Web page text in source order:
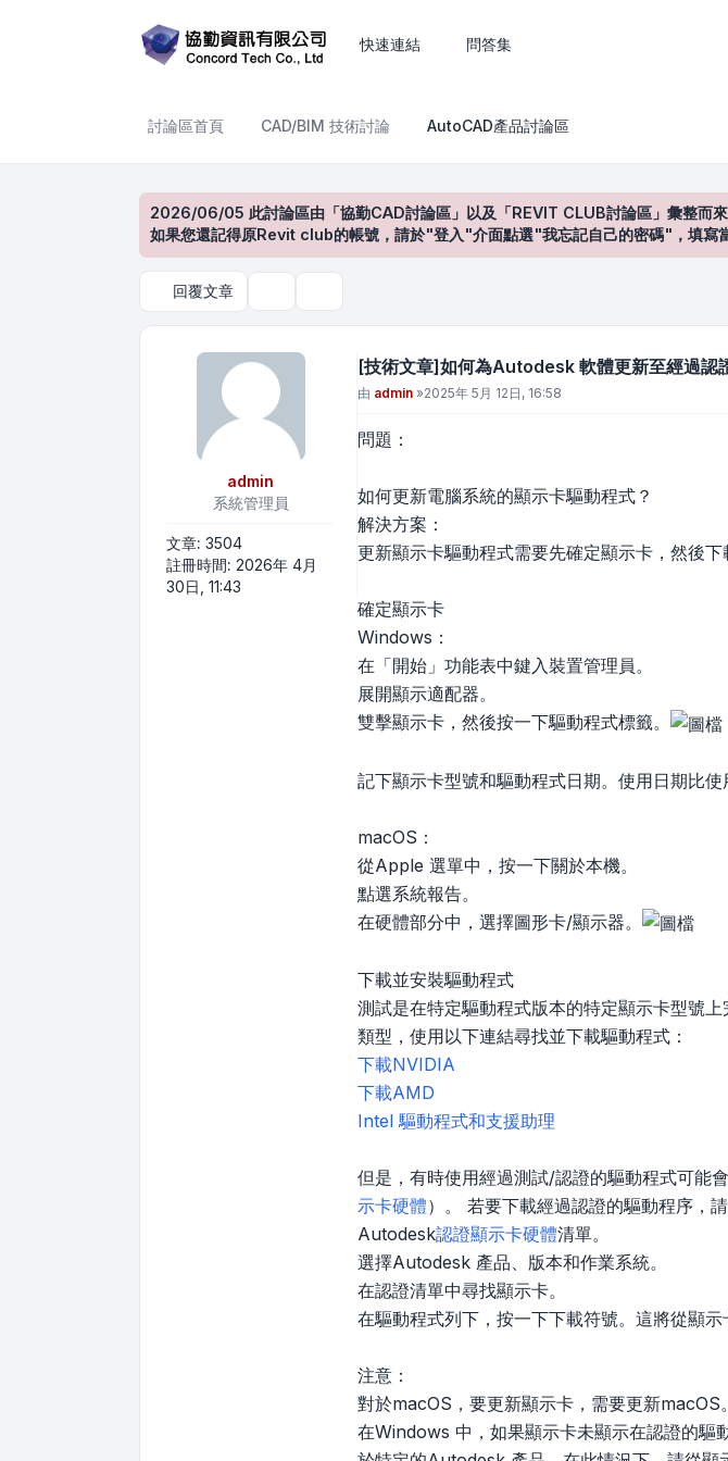
快速連結 問答集
討論區首頁 CAD/BIM 技術討論 AutoCAD產品討論區
2026/06/05 此討論區由「協勤CAD討論區」以及「REVIT CLUB討論區」彙整而來
如果您還記得原Revit club的帳號，請於"登入"介面點選"我忘記自己的密碼"，填寫
回覆文章
admin
系統管理員
文章: 3504
註冊時間: 2026年 4月
30日, 11:43
[技術文章]如何為Autodesk 軟體更新至經過認
文章
由 admin »2025年 5月 12日, 16:58
問題：
如何更新電腦系統的顯示卡驅動程式？
解決方案：
更新顯示卡驅動程式需要先確定顯示卡，然後下
確定顯示卡
Windows：
在「開始」功能表中鍵入裝置管理員。
展開顯示適配器。
雙擊顯示卡，然後按一下驅動程式標籤。
記下顯示卡型號和驅動程式日期。使用日期比
macOS：
從Apple 選單中，按一下關於本機。
點選系統報告。
在硬體部分中，選擇圖形卡/顯示器。
下載並安裝驅動程式
測試是在特定驅動程式版本的特定顯示卡型號
類型，使用以下連結尋找並下載驅動程式：
下載NVIDIA
下載AMD
Intel 驅動程式和支援助理
但是，有時使用經過測試/認證的驅動程式可能
示卡硬體）。 若要下載經過認證的驅動程序，
Autodesk認證顯示卡硬體清單。
選擇Autodesk 產品、版本和作業系統。
在認證清單中尋找顯示卡。
在驅動程式列下，按一下下載符號。這將從顯示
注意：
對於macOS，要更新顯示卡，需要更新
在Windows 中，如果顯示卡未顯示在認證的驅